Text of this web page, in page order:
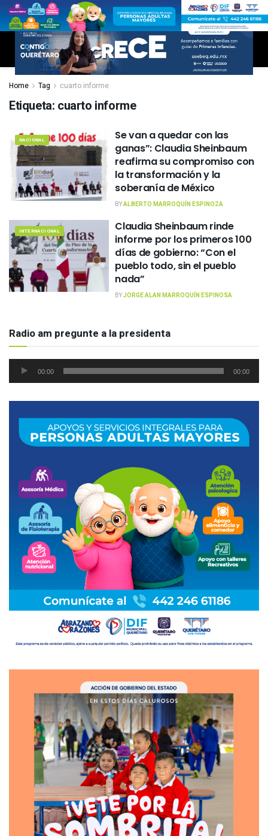
Home Tag cuarto informe
Etiqueta: cuarto informe
NACIONAL
Se van a quedar con las
ganas”: Claudia Sheinbaum
reafirma su compromiso con
la transformación y la
soberanía de México
BYALBERTO MARROQUÍN ESPINOZA
INTERNACIONAL
Claudia Sheinbaum rinde
informe por los primeros 100
días de gobierno: “Con el
pueblo todo, sin el pueblo
nada”
BYJORGE ALAN MARROQUÍN ESPINOSA
Radio am pregunte a la presidenta
Reproductor
00:00 00:00